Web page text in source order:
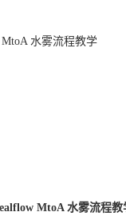
MtoA 水雾流程教